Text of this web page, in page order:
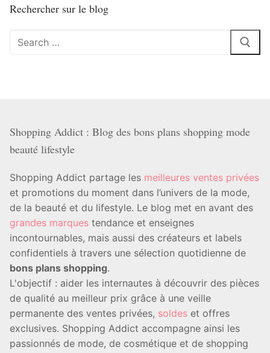
Rechercher sur le blog
Rechercher
Shopping Addict : Blog des bons plans shopping mode
beauté lifestyle
Shopping Addict partage les meilleures ventes privées
et promotions du moment dans l’univers de la mode,
de la beauté et du lifestyle. Le blog met en avant des
grandes marques tendance et enseignes
incontournables, mais aussi des créateurs et labels
confidentiels à travers une sélection quotidienne de
bons plans shopping.
L'objectif : aider les internautes à découvrir des pièces
de qualité au meilleur prix grâce à une veille
permanente des ventes privées, soldes et offres
exclusives. Shopping Addict accompagne ainsi les
passionnés de mode, de cosmétique et de shopping